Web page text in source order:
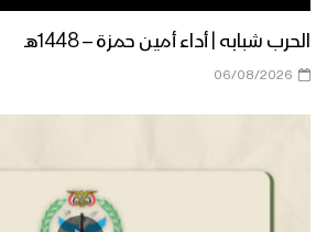
الحرب شبابه | أداء أمين حمزة – 1448هـ
06/08/2026